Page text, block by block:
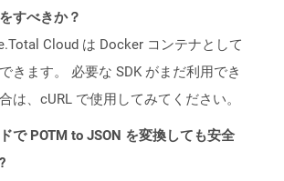
すべきか？
Cloud は Docker コンテナとして
きます。 必要な SDK がまだ利用でき
は、cURL で使用してみてください。
で POTM to JSON を変換しても安全